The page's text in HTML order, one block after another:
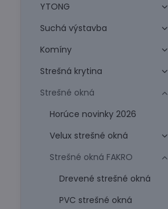
YTONG
Suchá výstavba
Komíny
Strešná krytina
Strešné okná
Horúce novinky 2026
Velux strešné okná
Strešné okná FAKRO
Drevené strešné okná
PVC strešné okná